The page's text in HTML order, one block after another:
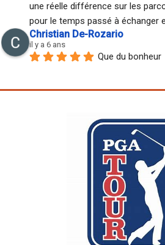
une réelle différence sur les
pour le temps passé à échanger
Christian De-Rozario
il y a 6 ans
Que du bonheur
Si vous aimez
je vous conseille celui de
agréable, les rayons sont bien
est parfait. En plus il est facile
refait récemment car il parait
wood bentley